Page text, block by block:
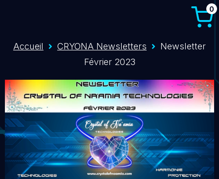
0
Accueil CRYONA Newsletters
Newsletter
Février 2023